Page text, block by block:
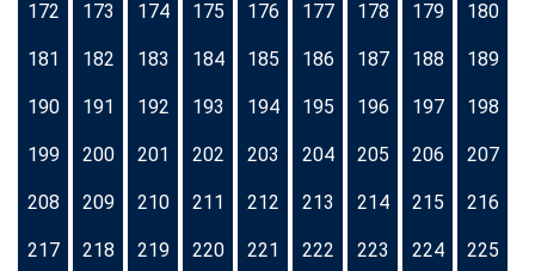
172 173 174 175 176 177 178 179 180
181 182 183 184 185 186 187 188 189
190 191 192 193 194 195 196 197 198
199 200 201 202 203 204 205 206 207
208 209 210 211 212 213 214 215 216
217 218 219 220 221 222 223 224 225